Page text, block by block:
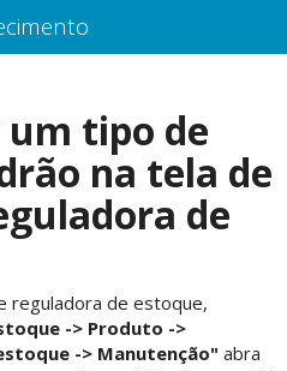
um tipo de
na tela de
de
reguladora de estoque,
-> Produto ->
-> Manutenção" abra